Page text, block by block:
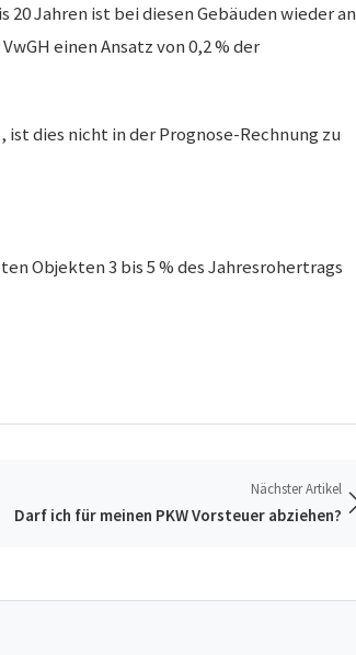
Jahren ist bei diesen Gebäuden wieder an
einen Ansatz von 0,2 % der
dies nicht in der Prognose-Rechnung zu
Objekten 3 bis 5 % des Jahresrohertrags
Nächster Artikel
Darf ich für meinen PKW Vorsteuer abziehen?